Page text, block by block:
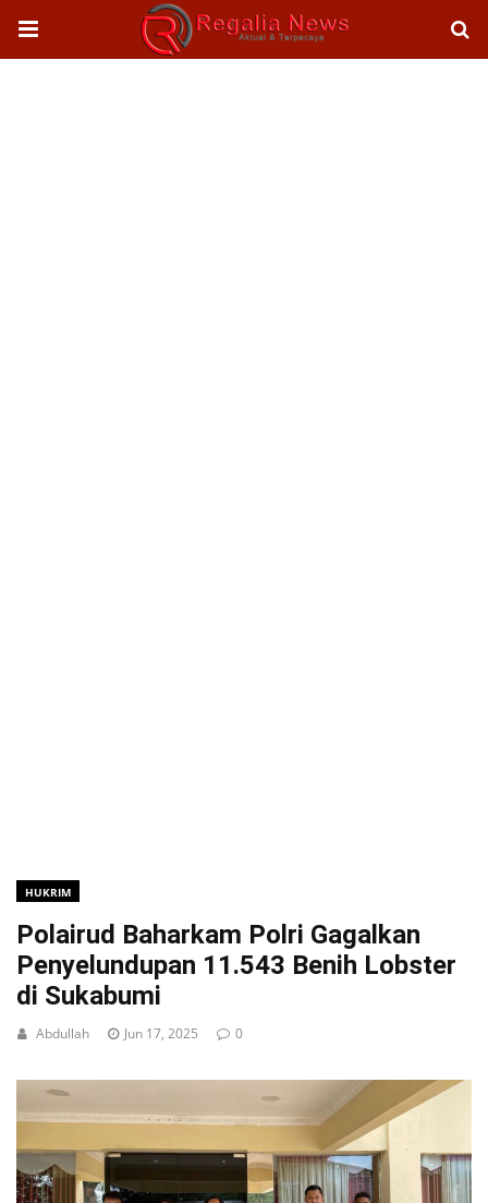
HUKRIM
Polairud Baharkam Polri Gagalkan
Penyelundupan 11.543 Benih Lobster
di Sukabumi
Abdullah Jun 17, 2025 0